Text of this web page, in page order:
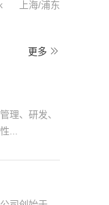
上海/浦东
更多 
理、研发、
...